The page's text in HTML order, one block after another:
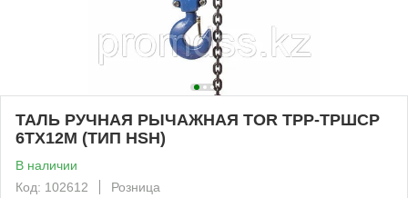
ТАЛЬ РУЧНАЯ РЫЧАЖНАЯ TOR ТРР-ТРШСР
6ТХ12М (ТИП HSH)
В наличии
Код: 102612
Розница